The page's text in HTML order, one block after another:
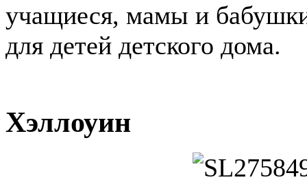
учащиеся, мамы и
для детей детского дома.
Хэллоуин